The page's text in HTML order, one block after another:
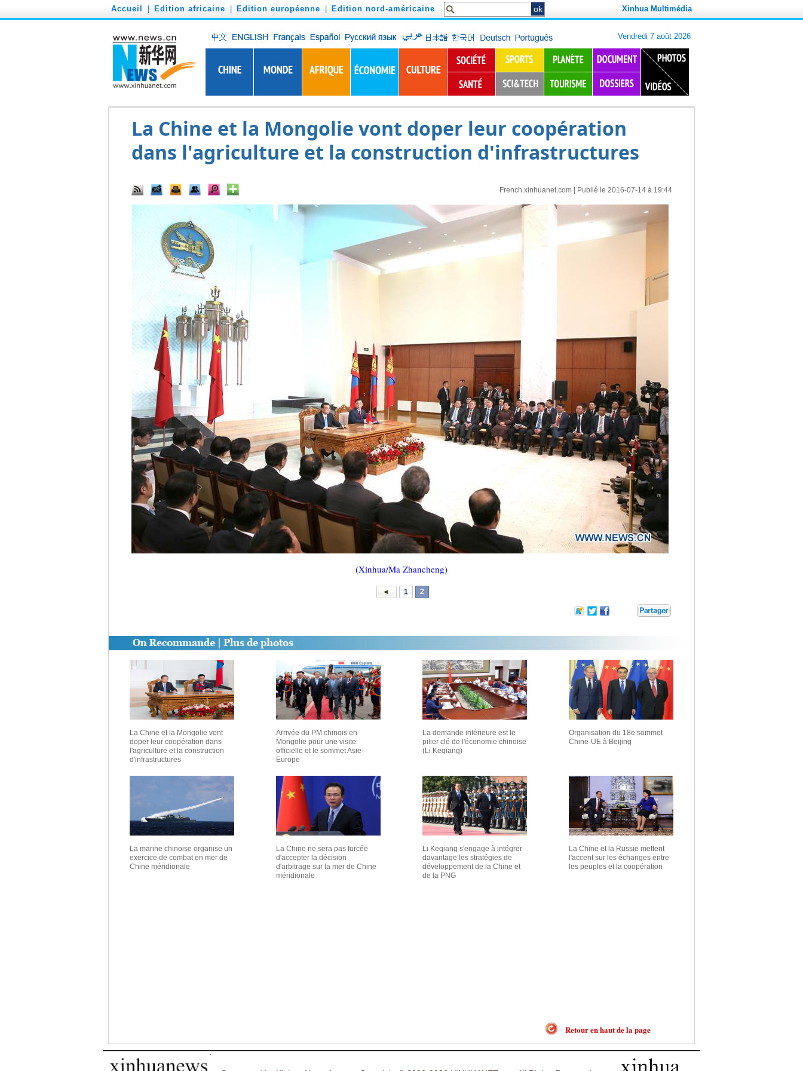
Accueil Edition africaine Edition européenne Edition nord-américaine Xinhua Multimédia
La Chine et la Mongolie vont doper leur coopération
dans l'agriculture et la construction d'infrastructures
French.xinhuanet.com| Publié le 2016-07-14 à 19:44
(Xinhua/Ma Zhancheng)
1 2
La Chine et la Mongolie vont
doper leur coopération dans
l'agriculture et la construction
d'infrastructures
Arrivée du PM chinois en
Mongolie pour une visite
officielle et le sommet Asie-
Europe
La demande intérieure est le
pilier clé de l'économie chinoise
(Li Keqiang)
Organisation du 18e sommet
Chine-UE à Beijing
La marine chinoise organise un
exercice de combat en mer de
Chine méridionale
La Chine ne sera pas forcée
d'accepter la décision
d'arbitrage sur la mer de Chine
méridionale
Li Keqiang s'engage à intégrer
davantage les stratégies de
développement de la Chine et
de la PNG
La Chine et la Russie mettent
l'accent sur les échanges entre
les peuples et la coopération
Retour en haut de la page